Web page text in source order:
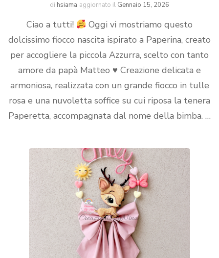
di hsiama aggiornato il Gennaio 15, 2026
Ciao a tutti!
Oggi vi mostriamo questo
dolcissimo fiocco nascita ispirato a Paperina, creato
per accogliere la piccola Azzurra, scelto con tanto
amore da papà Matteo ♥️ Creazione delicata e
armoniosa, realizzata con un grande fiocco in tulle
rosa e una nuvoletta soffice su cui riposa la tenera
Paperetta, accompagnata dal nome della bimba. …